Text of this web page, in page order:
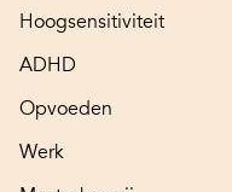
Hoogsensitiviteit
ADHD
Opvoeden
Werk